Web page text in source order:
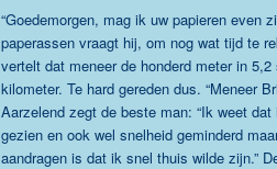
“Goedemorgen, mag ik uw papieren even
paperassen vraagt hij, om nog wat tijd te
vertelt dat meneer de honderd meter in
kilometer. Te hard gereden dus. “Meneer
Aarzelend zegt de beste man: “Ik weet
gezien en ook wel snelheid geminderd
aandragen is dat ik snel thuis wilde zijn.”